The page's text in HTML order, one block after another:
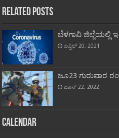
Related Posts
ಬೆಳಗಾವಿ ಜಿಲ್ಲೆಯಲ್ಲಿ
ಏಪ್ರಿಲ್ 20, 2021
ಜೂ23 ಗುರುವಾರ
ಜೂನ್ 22, 2022
Calendar